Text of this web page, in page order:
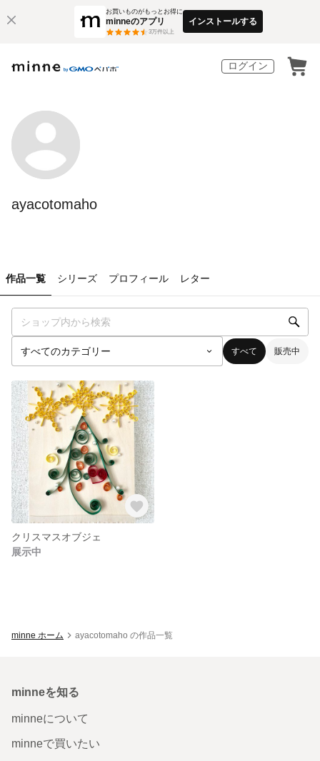
お買いものがもっとお得に
minneのアプリ
3万件以上
インストールする
ログイン
ayacotomaho
作品一覧 シリーズ プロフィール レター
すべて 販売中
クリスマスオブジェ
展示中
minne ホーム ayacotomaho の作品一覧
minneを知る
minneについて
minneで買いたい